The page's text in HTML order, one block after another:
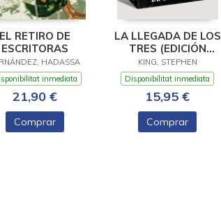
EL RETIRO DE
ESCRITORAS
HADASSA
inmediata
21,90 €
Comprar
LA LLEGADA DE LOS
TRES (EDICIÓN
CANTOS TINTADOS)
(LA TORRE OSCURA
2)
KING, STEPHEN
Disponibilitat inmediata
15,95 €
Comprar